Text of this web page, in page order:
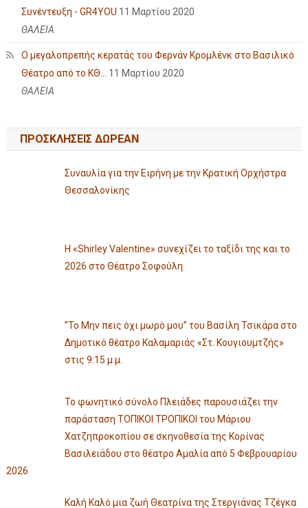
Συνέντευξη - GR4YOU 11 Μαρτίου 2020
ΘΑΛΕΙΑ
Ο μεγαλοπρεπής κερατάς του Φερνάν Κρομλένκ στο Βασιλικό
Θέατρο από το ΚΘ...
11 Μαρτίου 2020
ΘΑΛΕΙΑ
ΠΡΟΣΚΛΗΣΕΙΣ ΔΩΡΕΑΝ
Συναυλία για την Ειρήνη με την Κρατική Ορχήστρα
Θεσσαλονίκης
Η «Shirley Valentine» συνεχίζει το ταξίδι της και το
2026 στο Θέατρο Σοφούλη
”Το Μην πεις όχι μωρό μου” του Βασίλη Τσικάρα στο
Δημοτικό θέατρο Καλαμαριάς «Στ. Κουγιουμτζής»
στις 9:15 μ.μ.
Το φωνητικό σύνολο Πλειάδες παρουσιάζει την
παράσταση ΤΟΠΙΚΟΙ ΤΡΟΠΙΚΟΙ του Μάριου
Χατζηπροκοπίου σε σκηνοθεσία της Κορίνας
Βασιλειάδου στο θέατρο Αμαλία από 5 Φεβρουαρίου
2026
Καλή Καλό μια ζωή Θεατρίνα της Στεργιάνας Τζέγκα